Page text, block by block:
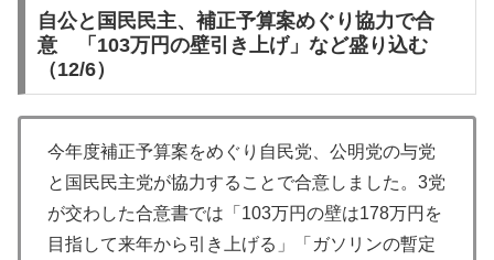
自公と国民民主、補正予算案めぐり協力で合
意 「103万円の壁引き上げ」など盛り込む
（12/6）
今年度補正予算案をめぐり自民党、公明党の与党
と国民民主党が協力することで合意しました。3党
が交わした合意書では「103万円の壁は178万円を
目指して来年から引き上げる」「ガソリンの暫定